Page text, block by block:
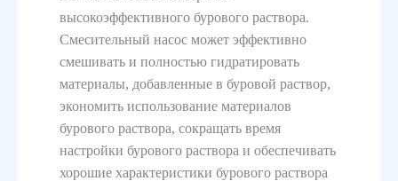
высокоэффективного бурового раствора.
Смесительный насос может эффективно
смешивать и полностью гидратировать
материалы, добавленные в буровой раствор,
экономить использование материалов
бурового раствора, сокращать время
настройки бурового раствора и обеспечивать
хорошие характеристики бурового раствора